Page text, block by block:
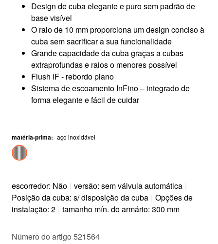
Design de cuba elegante e puro sem padrão de
base visível
O raio de 10 mm proporciona um design conciso à
cuba sem sacrificar a sua funcionalidade
Grande capacidade da cuba graças a cubas
extraprofundas e raios o menores possível
Flush IF - rebordo plano
Sistema de escoamento InFino – integrado de
forma elegante e fácil de cuidar
matéria-prima: aço inoxidável
escorredor: Não | versão: sem válvula automática |
Posição da cuba: s/ disposição da cuba | Opções de
instalação: 2 | tamanho mín. do armário: 300 mm
Número do artigo 521564